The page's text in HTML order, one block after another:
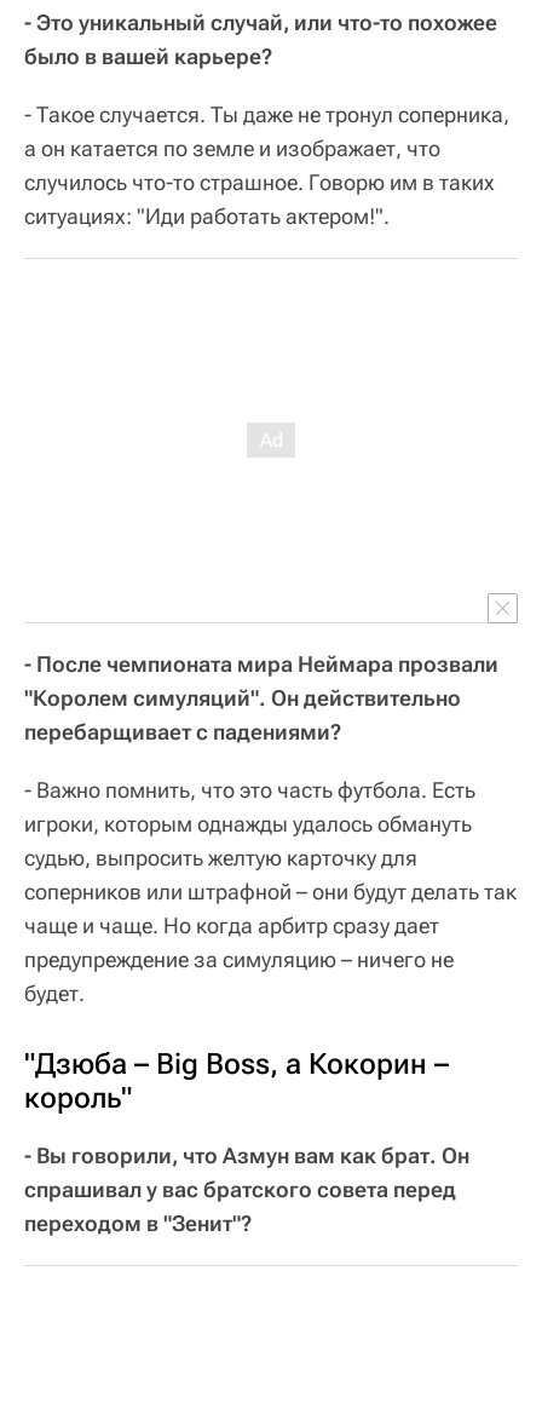
- Это уникальный случай, или что-то похожее
было в вашей карьере?
- Такое случается. Ты даже не тронул соперника,
а он катается по земле и изображает, что
случилось что-то страшное. Говорю им в таких
ситуациях: "Иди работать актером!".
- После чемпионата мира Неймара прозвали
"Королем симуляций". Он действительно
перебарщивает с падениями?
- Важно помнить, что это часть футбола. Есть
игроки, которым однажды удалось обмануть
судью, выпросить желтую карточку для
соперников или штрафной – они будут делать так
чаще и чаще. Но когда арбитр сразу дает
предупреждение за симуляцию – ничего не
будет.
"Дзюба – Big Boss, а Кокорин –
король"
- Вы говорили, что Азмун вам как брат. Он
спрашивал у вас братского совета перед
переходом в "Зенит"?